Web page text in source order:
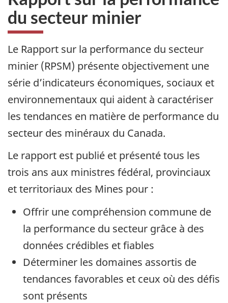
du secteur minier
Le Rapport sur la performance du secteur
minier (RPSM) présente objectivement une
série d’indicateurs économiques, sociaux et
environnementaux qui aident à caractériser
les tendances en matière de performance du
secteur des minéraux du Canada.
Le rapport est publié et présenté tous les
trois ans aux ministres fédéral, provinciaux
et territoriaux des Mines pour :
Offrir une compréhension commune de
la performance du secteur grâce à des
données crédibles et fiables
Déterminer les domaines assortis de
tendances favorables et ceux où des défis
sont présents